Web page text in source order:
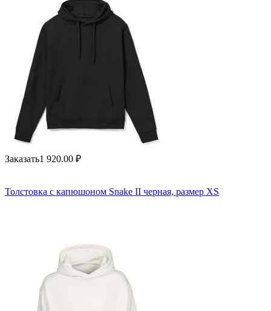
Заказать1 920.00 ₽
Толстовка с капюшоном Snake II черная, размер XS